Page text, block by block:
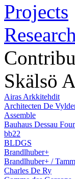
Projects
Skälsö
Airas Arkkitehdit
Architecten De
Assemble
Bauhaus Dessau
bb22
BLDGS
Brandlhuber+
Brandlhuber+ /
Charles De Ry